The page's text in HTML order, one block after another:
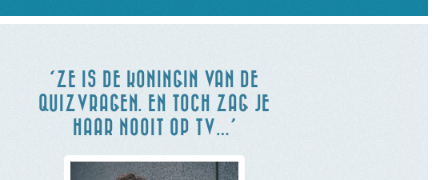
‘ZE IS DE KONINGIN VAN DE
QUIZVRAGEN. EN TOCH ZAG JE
HAAR NOOIT OP TV…’